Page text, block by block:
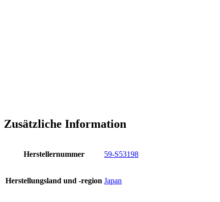
Zusätzliche Information
Herstellernummer 59-S53198
Herstellungsland und -region Japan